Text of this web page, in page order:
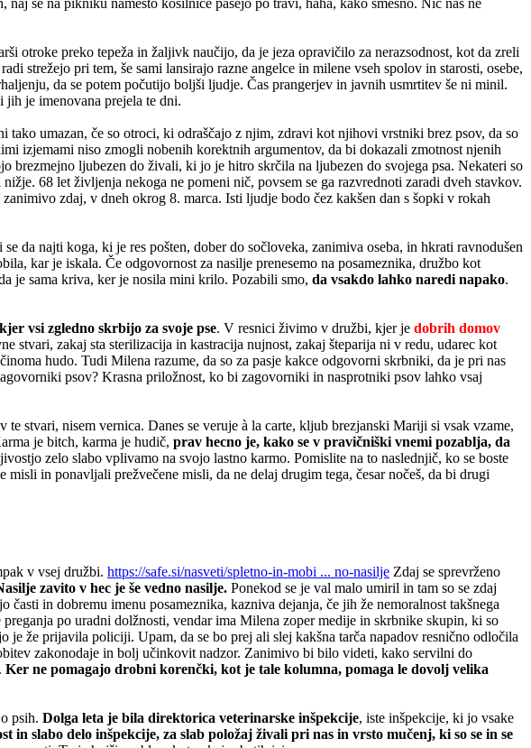
se na pikniku namesto kosilnice pasejo po travi, haha, kako smešno. Nič nas ne
otroke preko tepeža in žaljivk naučijo, da je jeza opravičilo za nerazsodnost, kot da zreli
strežejo pri tem, še sami lansirajo razne angelce in milene vseh spolov in starosti, osebe,
da se potem počutijo boljši ljudje. Čas prangerjev in javnih usmrtitev še ni minil.
je imenovana prejela te dni.
umazan, če so otroci, ki odraščajo z njim, zdravi kot njihovi vrstniki brez psov, da so
izjemami niso zmogli nobenih korektnih argumentov, da bi dokazali zmotnost njenih
ljubezen do živali, ki jo je hitro skrčila na ljubezen do svojega psa. Nekateri so
68 let življenja nekoga ne pomeni nič, povsem se ga razvrednoti zaradi dveh stavkov.
zdaj, v dneh okrog 8. marca. Isti ljudje bodo čez kakšen dan s šopki v rokah
da najti koga, ki je res pošten, dober do sočloveka, zanimiva oseba, in hkrati ravnodušen
kar je iskala. Če odgovornost za nasilje prenesemo na posameznika, družbo kot
je sama kriva, ker je nosila mini krilo. Pozabili smo, da vsakdo lahko naredi napako.
vsi zgledno skrbijo za svoje pse. V resnici živimo v družbi, kjer je dobrih domov
stvari, zakaj sta sterilizacija in kastracija nujnost, zakaj šteparija ni v redu, udarec kot
hudo. Tudi Milena razume, da so za pasje kakce odgovorni skrbniki, da je pri nas
psov? Krasna priložnost, ko bi zagovorniki in nasprotniki psov lahko vsaj
stvari, nisem vernica. Danes se veruje à la carte, kljub brezjanski Mariji si vsak vzame,
je bitch, karma je hudič, prav hecno je, kako se v pravičniški vnemi pozablja, da
zelo slabo vplivamo na svojo lastno karmo. Pomislite na to naslednjič, ko se boste
in ponavljali prežvečene misli, da ne delaj drugim tega, česar nočeš, da bi drugi
v vsej družbi. https://safe.si/nasveti/spletno-in-mobi ... no-nasilje Zdaj se sprevrženo
zavito v hec je še vedno nasilje. Ponekod se je val malo umiril in tam so se zdaj
in dobremu imenu posameznika, kazniva dejanja, če jih že nemoralnost takšnega
po uradni dolžnosti, vendar ima Milena zoper medije in skrbnike skupin, ki so
že prijavila policiji. Upam, da se bo prej ali slej kakšna tarča napadov resnično odločila
zakonodaje in bolj učinkovit nadzor. Zanimivo bi bilo videti, kako servilni do
Ker ne pomagajo drobni korenčki, kot je tale kolumna, pomaga le dovolj velika
psih. Dolga leta je bila direktorica veterinarske inšpekcije, iste inšpekcije, ki jo vsake
in slabo delo inšpekcije, za slab položaj živali pri nas in vrsto mučenj, ki so se in se